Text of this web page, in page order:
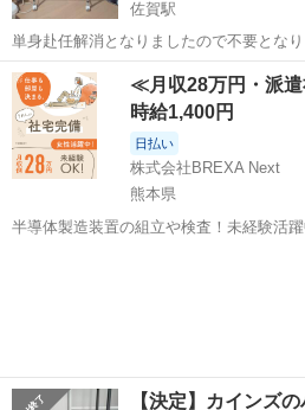
佐賀駅
単身赴任解消となりましたので不要とな
に差し上げます。高さ85センチ 幅55セ
佐賀 佐賀市 佐賀駅 収納家具
≪月収28万円・派
時給1,400円
日払い
株式会社BREXA Next
熊本県
半導体製造装置の組立や検査！未経験活
【決定】カインズ